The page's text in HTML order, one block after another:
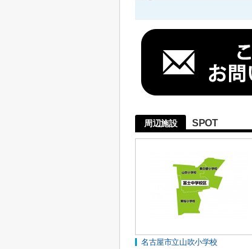
周辺施設 SPOT
名古屋市立山吹小学校